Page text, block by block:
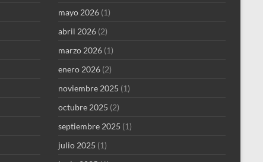
mayo 2026 (1)
abril 2026 (2)
marzo 2026 (1)
enero 2026 (2)
noviembre 2025 (1)
octubre 2025 (2)
septiembre 2025 (1)
julio 2025 (1)